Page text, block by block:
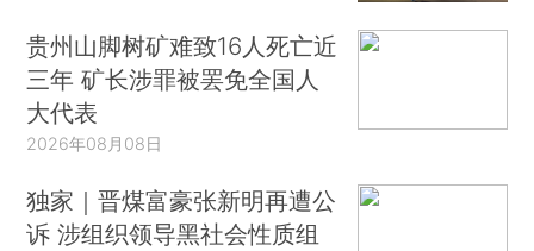
贵州山脚树矿难致16人死亡近
三年 矿长涉罪被罢免全国人
大代表
2026年08月08日
独家｜晋煤富豪张新明再遭公
诉 涉组织领导黑社会性质组